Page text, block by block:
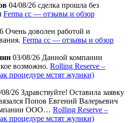
04/08/26 сделка прошла без
Ferma cc — отзывы и обзор
Очень доволен работой и
Ferma cc — отзывы и обзор
03/08/26 Данной компании
возможно. Rolling Reserve –
мстят жулики)
08/26 Здравствуйте! Оставила заявку
Попов Евгений Валерьевич
ООО… Rolling Reserve –
мстят жулики)